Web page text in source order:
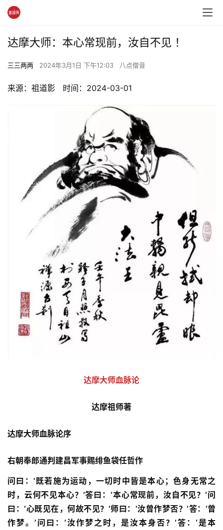
达摩大师：本心常现前，汝自不见 ！
三三两两 2024年3月1日 下午12:03 八点僧音
来源：祖道影   时间：2024-03-01
达摩大师血脉论
达摩祖师著
达摩大师血脉论序
右朝奉郎通判建昌军事赐绯鱼袋任哲作
问曰：‘既若施为运动，一切时中皆是本心；色身无常之
时，云何不见本心？’答曰：‘本心常现前，汝自不见？’问
曰：‘心既见在，何故不见？’师曰：‘汝曾作梦否？’答：‘曾
作梦。’问曰：‘汝作梦之时，是汝本身否？’答：‘是本